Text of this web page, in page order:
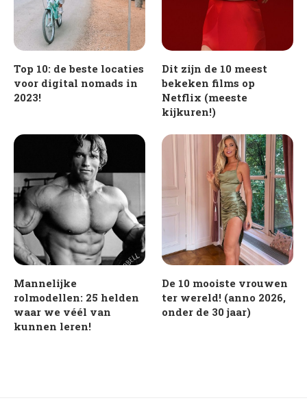
Top 10: de beste locaties
voor digital nomads in
2023!
Dit zijn de 10 meest
bekeken films op
Netflix (meeste
kijkuren!)
Mannelijke
rolmodellen: 25 helden
waar we véél van
kunnen leren!
De 10 mooiste vrouwen
ter wereld! (anno 2026,
onder de 30 jaar)